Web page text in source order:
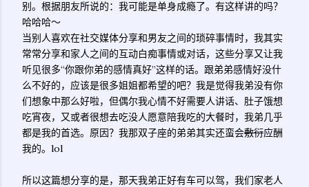
别。根据朋友所说的：我可能是单身成瘾了。有这样讲的吗？
哈哈哈～
当别人喜欢在社交媒体分享和男友之间的琐碎事情时，我其实
常常分享和家人之间的互动白痴事情或对话，这些分享又让我
听见很多“你跟你弟的感情真好”这样的话。跟弟弟感情好没什
么不好的，应该是很多姐姐都希望的吧？我是觉得我弟没有你
们想象中那么好啦，但偶尔我心情不好需要人讲话、肚子饿想
吃宵夜，又或者很想去吃没人愿意陪我吃的大餐时，我弟几乎
都是我的首选。原因？我那双子座的弟弟其实还蛮会敷衍应酬
我的。lol
所以这篇想分享的是，那天我弟正好有车可以驾，我们家老人